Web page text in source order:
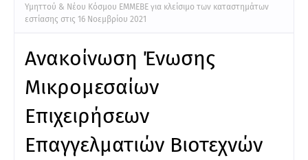
Υμηττού & Νέου Κόσμου ΕΜΜΕΒΕ για κλείσιμο των καταστημάτων
εστίασης στις 16 Νοεμβρίου 2021
Ανακοίνωση Ένωσης
Μικρομεσαίων
Επιχειρήσεων
Επαγγελματιών Βιοτεχνών